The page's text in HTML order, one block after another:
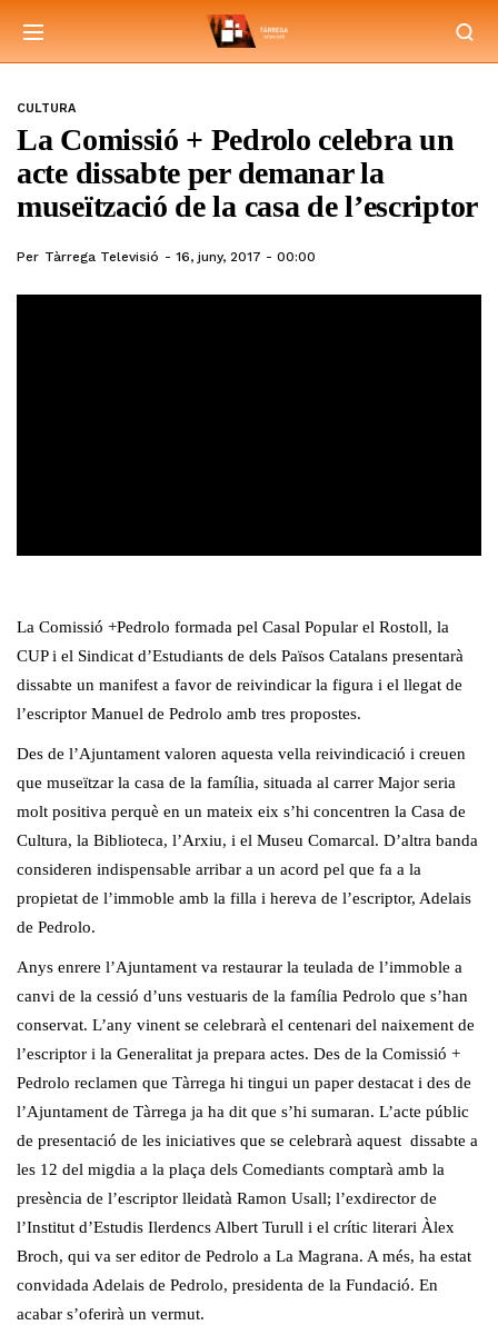
CULTURA
La Comissió + Pedrolo celebra un
acte dissabte per demanar la
museïtzació de la casa de l’escriptor
Per Tàrrega Televisió 16, juny, 2017 - 00:00
La Comissió +Pedrolo formada pel Casal Popular el Rostoll, la
CUP i el Sindicat d’Estudiants de dels Països Catalans presentarà
dissabte un manifest a favor de reivindicar la figura i el llegat de
l’escriptor Manuel de Pedrolo amb tres propostes.
Des de l’Ajuntament valoren aquesta vella reivindicació i creuen
que museïtzar la casa de la família, situada al carrer Major seria
molt positiva perquè en un mateix eix s’hi concentren la Casa de
Cultura, la Biblioteca, l’Arxiu, i el Museu Comarcal. D’altra banda
consideren indispensable arribar a un acord pel que fa a la
propietat de l’immoble amb la filla i hereva de l’escriptor, Adelais
de Pedrolo.
Anys enrere l’Ajuntament va restaurar la teulada de l’immoble a
canvi de la cessió d’uns vestuaris de la família Pedrolo que s’han
conservat. L’any vinent se celebrarà el centenari del naixement de
l’escriptor i la Generalitat ja prepara actes. Des de la Comissió +
Pedrolo reclamen que Tàrrega hi tingui un paper destacat i des de
l’Ajuntament de Tàrrega ja ha dit que s’hi sumaran. L’acte públic
de presentació de les iniciatives que se celebrarà aquest dissabte a
les 12 del migdia a la plaça dels Comediants comptarà amb la
presència de l’escriptor lleidatà Ramon Usall; l’exdirector de
l’Institut d’Estudis Ilerdencs Albert Turull i el crític literari Àlex
Broch, qui va ser editor de Pedrolo a La Magrana. A més, ha estat
convidada Adelais de Pedrolo, presidenta de la Fundació. En
acabar s’oferirà un vermut.